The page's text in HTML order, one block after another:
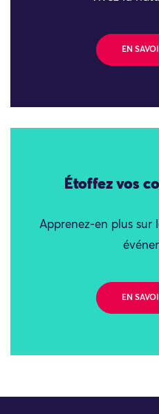
EN
Étoffez vos
Apprenez-en plus sur
EN